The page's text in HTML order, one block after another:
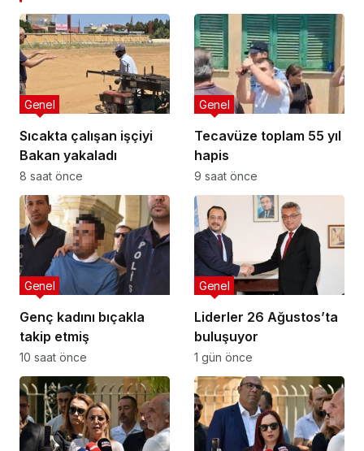
Sıcakta çalışan işçiyi
Bakan yakaladı
Genel
8 saat önce
Tecavüze toplam 55 yıl
hapis
Genel
9 saat önce
Genç kadını bıçakla
takip etmiş
Genel
10 saat önce
Liderler 26 Ağustos’ta
buluşuyor
Genel
1 gün önce